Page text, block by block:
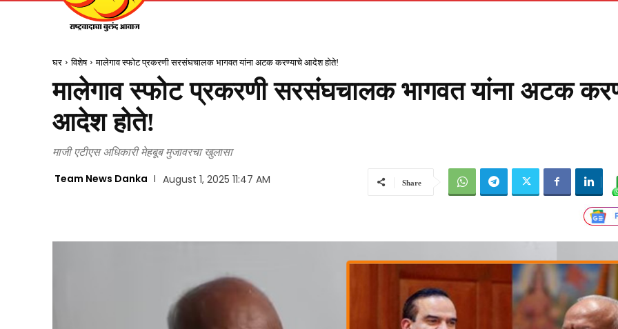
घर विशेष मालेगाव स्फोट प्रकरणी सरसंघचालक भागवत यांना अटक करण्याचे आदेश होते!
मालेगाव स्फोट प्रकरणी सरसंघचालक भागवत यांना अटक
आदेश होते!
माजी एटीएस अधिकारी मेहबूब मुजावरचा खुलासा
Team News Danka August 1, 2025 11:47 AM Share